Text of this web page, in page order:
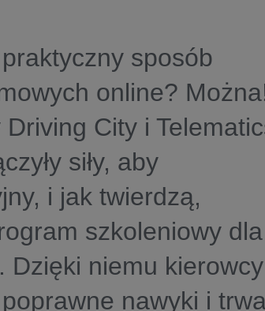
sposób
online?
City i
siły, aby
i jak twierdzą,
szkoleniowy dla
Dzięki niemu kierowcy
nawyki i